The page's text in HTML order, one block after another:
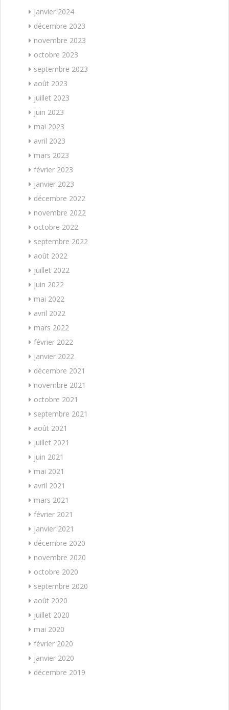
janvier 2024
décembre 2023
novembre 2023
octobre 2023
septembre 2023
août 2023
juillet 2023
juin 2023
mai 2023
avril 2023
mars 2023
février 2023
janvier 2023
décembre 2022
novembre 2022
octobre 2022
septembre 2022
août 2022
juillet 2022
juin 2022
mai 2022
avril 2022
mars 2022
février 2022
janvier 2022
décembre 2021
novembre 2021
octobre 2021
septembre 2021
août 2021
juillet 2021
juin 2021
mai 2021
avril 2021
mars 2021
février 2021
janvier 2021
décembre 2020
novembre 2020
octobre 2020
septembre 2020
août 2020
juillet 2020
mai 2020
février 2020
janvier 2020
décembre 2019